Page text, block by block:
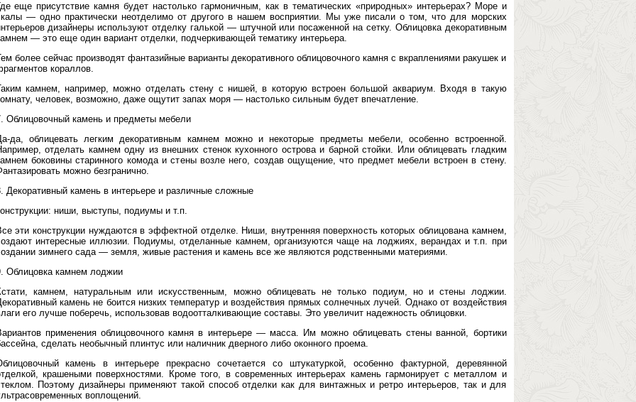
еще присутствие камня будет настолько гармоничным, как в тематических «природных» интерьерах? Море и
— одно практически неотделимо от другого в нашем восприятии. Мы уже писали о том, что для морских
дизайнеры используют отделку галькой — штучной или посаженной на сетку. Облицовка декоративным
— это еще один вариант отделки, подчеркивающей тематику интерьера.
более сейчас производят фантазийные варианты декоративного облицовочного камня с вкраплениями ракушек и
кораллов.
камнем, например, можно отделать стену с нишей, в которую встроен большой аквариум. Входя в такую
человек, возможно, даже ощутит запах моря — настолько сильным будет впечатление.
Облицовочный камень и предметы мебели
да, облицевать легким декоративным камнем можно и некоторые предметы мебели, особенно встроенной.
отделать камнем одну из внешних стенок кухонного острова и барной стойки. Или облицевать гладким
боковины старинного комода и стены возле него, создав ощущение, что предмет мебели встроен в стену.
можно безгранично.
Декоративный камень в интерьере и различные сложные
ниши, выступы, подиумы и т.п.
эти конструкции нуждаются в эффектной отделке. Ниши, внутренняя поверхность которых облицована камнем,
интересные иллюзии. Подиумы, отделанные камнем, организуются чаще на лоджиях, верандах и т.п. при
зимнего сада — земля, живые растения и камень все же являются родственными материями.
Облицовка камнем лоджии
камнем, натуральным или искусственным, можно облицевать не только подиум, но и стены лоджии.
камень не боится низких температур и воздействия прямых солнечных лучей. Однако от воздействия
его лучше поберечь, использовав водоотталкивающие составы. Это увеличит надежность облицовки.
применения облицовочного камня в интерьере — масса. Им можно облицевать стены ванной, бортики
сделать необычный плинтус или наличник дверного либо оконного проема.
камень в интерьере прекрасно сочетается со штукатуркой, особенно фактурной, деревянной
крашеными поверхностями. Кроме того, в современных интерьерах камень гармонирует с металлом и
Поэтому дизайнеры применяют такой способ отделки как для винтажных и ретро интерьеров, так и для
воплощений.